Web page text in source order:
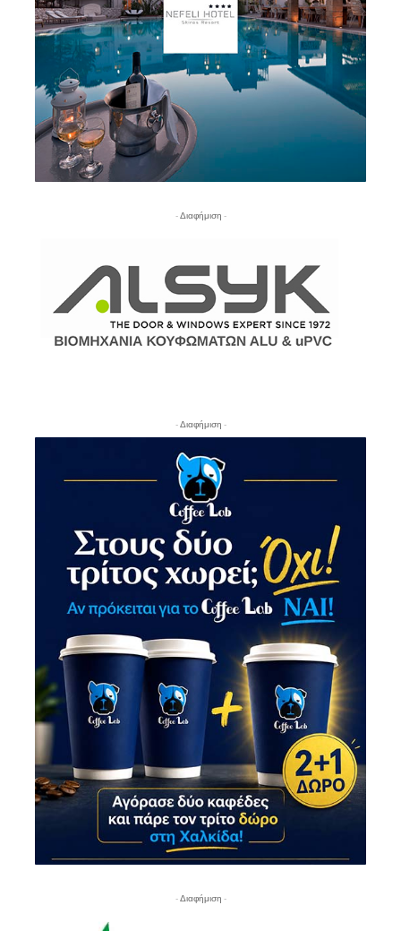
- Διαφήμιση -
- Διαφήμιση -
- Διαφήμιση -